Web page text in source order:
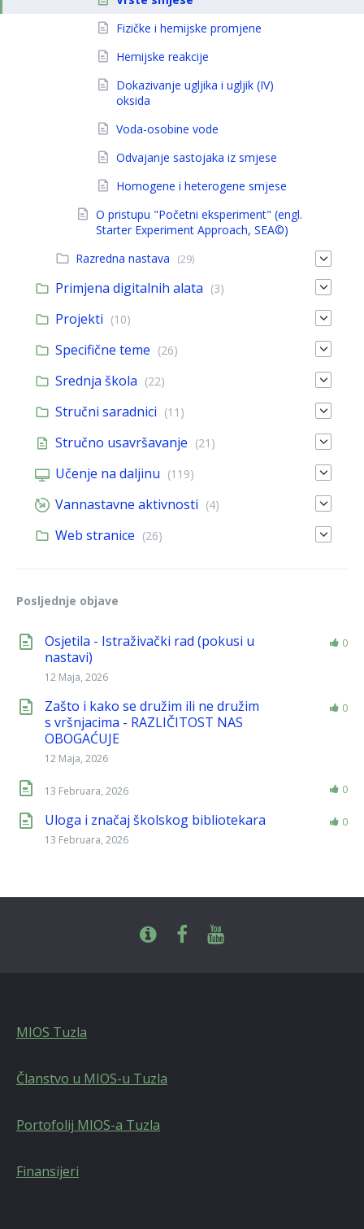
Fizičke i hemijske promjene
Hemijske reakcije
Dokazivanje ugljika i ugljik (IV)
oksida
Voda-osobine vode
Odvajanje sastojaka iz smjese
Homogene i heterogene smjese
O pristupu "Početni eksperiment" (engl.
Starter Experiment Approach, SEA©)
Razredna nastava
(29)
Primjena digitalnih alata (3)
Projekti (10)
Specifične teme (26)
Srednja škola (22)
Stručni saradnici (11)
Stručno usavršavanje (21)
Učenje na daljinu (119)
Vannastavne aktivnosti (4)
Web stranice (26)
Posljednje objave
Osjetila - Istraživački rad (pokusi u
nastavi)
12 Maja, 2026
0
Zašto i kako se družim ili ne družim
s vršnjacima - RAZLIČITOST NAS
OBOGAĆUJE
12 Maja, 2026
0
13 Februara, 2026 0
Uloga i značaj školskog bibliotekara
13 Februara, 2026
0
MIOS Tuzla
Članstvo u MIOS-u Tuzla
Portofolij MIOS-a Tuzla
Finansijeri